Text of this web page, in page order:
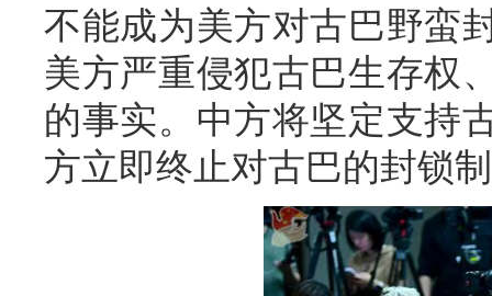
不能成为美方对古巴野蛮
美方严重侵犯古巴生存权
的事实。中方将坚定支持
方立即终止对古巴的封锁